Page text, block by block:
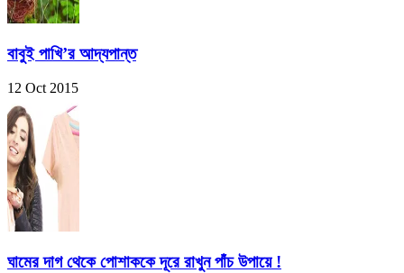
বাবুই পাখি’র আদ্যপান্ত
12 Oct 2015
ঘামের দাগ থেকে পোশাককে দূরে রাখুন পাঁচ উপায়ে !